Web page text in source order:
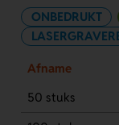
ONBEDRUKT
Afname
50 stuks